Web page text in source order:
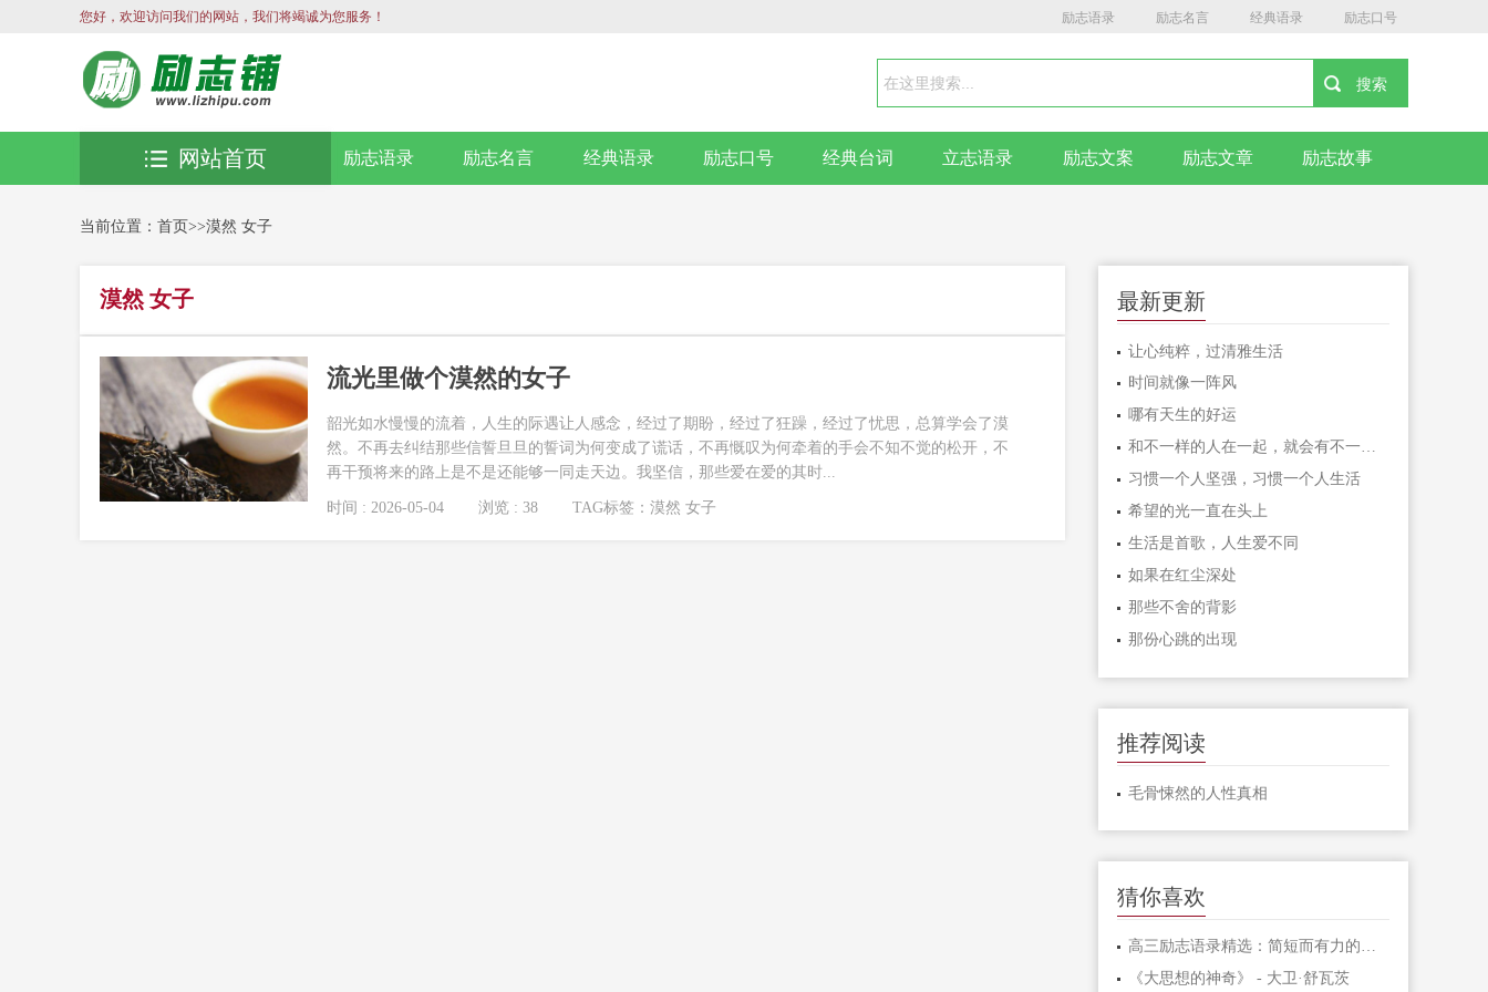
您好，欢迎访问我们的网站，我们将竭诚为您服务！ 励志语录 励志名言 经典语录 励志口号
励志语录 励志名言 经典语录 励志口号 经典台词 立志语录 励志文案 励志文章 励志故事
网站首页
当前位置： 首页>>漠然 女子
漠然 女子
流光里做个漠然的女子
韶光如水慢慢的流着，人生的际遇让人感念，经过了期盼，经过了狂躁，经过了忧思，总算学会了漠
然。不再去纠结那些信誓旦旦的誓词为何变成了谎话，不再慨叹为何牵着的手会不知不觉的松开，不
再干预将来的路上是不是还能够一同走天边。我坚信，那些爱在爱的其时...
时间 : 2026-05-04 浏览 : 38 TAG标签：漠然 女子
最新更新
让心纯粹，过清雅生活
时间就像一阵风
哪有天生的好运
和不一样的人在一起，就会有不一样的人生
习惯一个人坚强，习惯一个人生活
希望的光一直在头上
生活是首歌，人生爱不同
如果在红尘深处
那些不舍的背影
那份心跳的出现
推荐阅读
毛骨悚然的人性真相
猜你喜欢
高三励志语录精选：简短而有力的激励句子
《大思想的神奇》 - 大卫·舒瓦茨